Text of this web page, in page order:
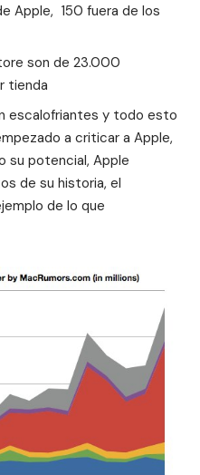
Apple, 150 fuera de los
son de 23.000
tienda
escalofriantes y todo esto
a criticar a Apple,
su potencial, Apple
de su historia, el
de lo que